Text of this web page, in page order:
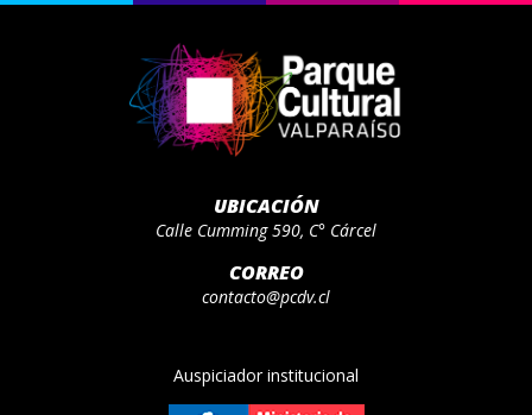
UBICACIÓN
Calle Cumming 590, C° Cárcel
CORREO
contacto@pcdv.cl
Auspiciador institucional